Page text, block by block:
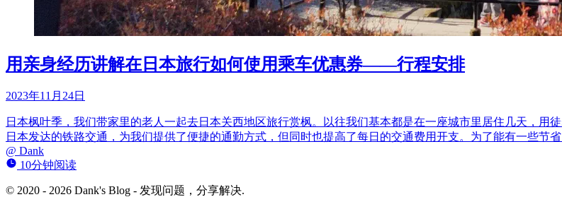
用亲身经历讲解在日本旅行如何使用乘车优惠券——行程安排
2023年11月24日
日本枫叶季，我们带家里的老人一起去日本关西地区旅行赏枫。以往我们基本都是在一座城市里居住几天，
日本发达的铁路交通，为我们提供了便捷的通勤方式，但同时也提高了每日的交通费用开支。为了能有一些
@ Dank
10分钟阅读
© 2020 - 2026 Dank's Blog - 发现问题，分享解决.